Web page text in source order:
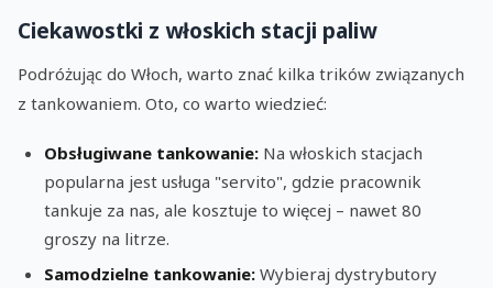
Ciekawostki z włoskich stacji paliw
Podróżując do Włoch, warto znać kilka trików związanych
z tankowaniem. Oto, co warto wiedzieć:
Obsługiwane tankowanie: Na włoskich stacjach
popularna jest usługa "servito", gdzie pracownik
tankuje za nas, ale kosztuje to więcej – nawet 80
groszy na litrze.
Samodzielne tankowanie: Wybieraj dystrybutory